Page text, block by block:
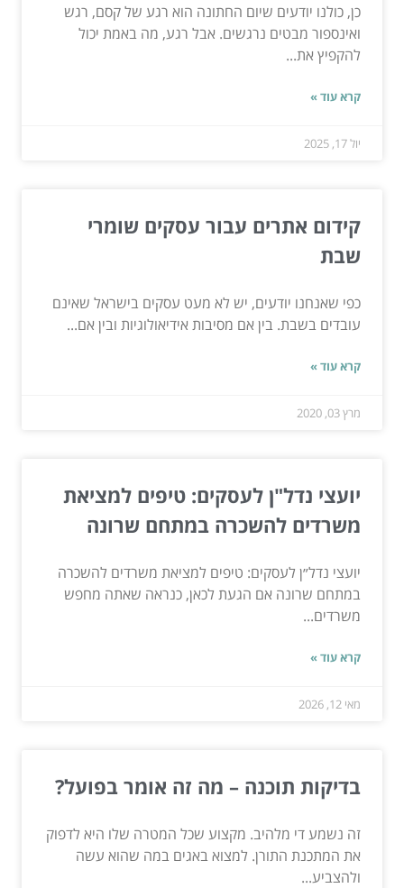
כן, כולנו יודעים שיום החתונה הוא רגע של קסם, רגש
ואינספור מבטים נרגשים. אבל רגע, מה באמת יכול
להקפיץ את...
קרא עוד »
יול 17, 2025
קידום אתרים עבור עסקים שומרי
שבת
כפי שאנחנו יודעים, יש לא מעט עסקים בישראל שאינם
עובדים בשבת. בין אם מסיבות אידיאולוגיות ובין אם...
קרא עוד »
מרץ 03, 2020
יועצי נדל"ן לעסקים: טיפים למציאת
משרדים להשכרה במתחם שרונה
יועצי נדל״ן לעסקים: טיפים למציאת משרדים להשכרה
במתחם שרונה אם הגעת לכאן, כנראה שאתה מחפש
משרדים...
קרא עוד »
מאי 12, 2026
בדיקות תוכנה – מה זה אומר בפועל?
זה נשמע די מלהיב. מקצוע שכל המטרה שלו היא לדפוק
את המתכנת התורן. למצוא באגים במה שהוא עשה
ולהצביע...